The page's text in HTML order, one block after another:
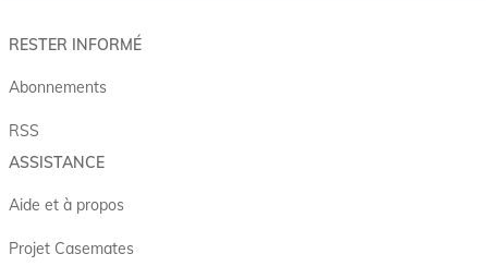
RESTER INFORMÉ
Abonnements
RSS
ASSISTANCE
Aide et à propos
Projet Casemates